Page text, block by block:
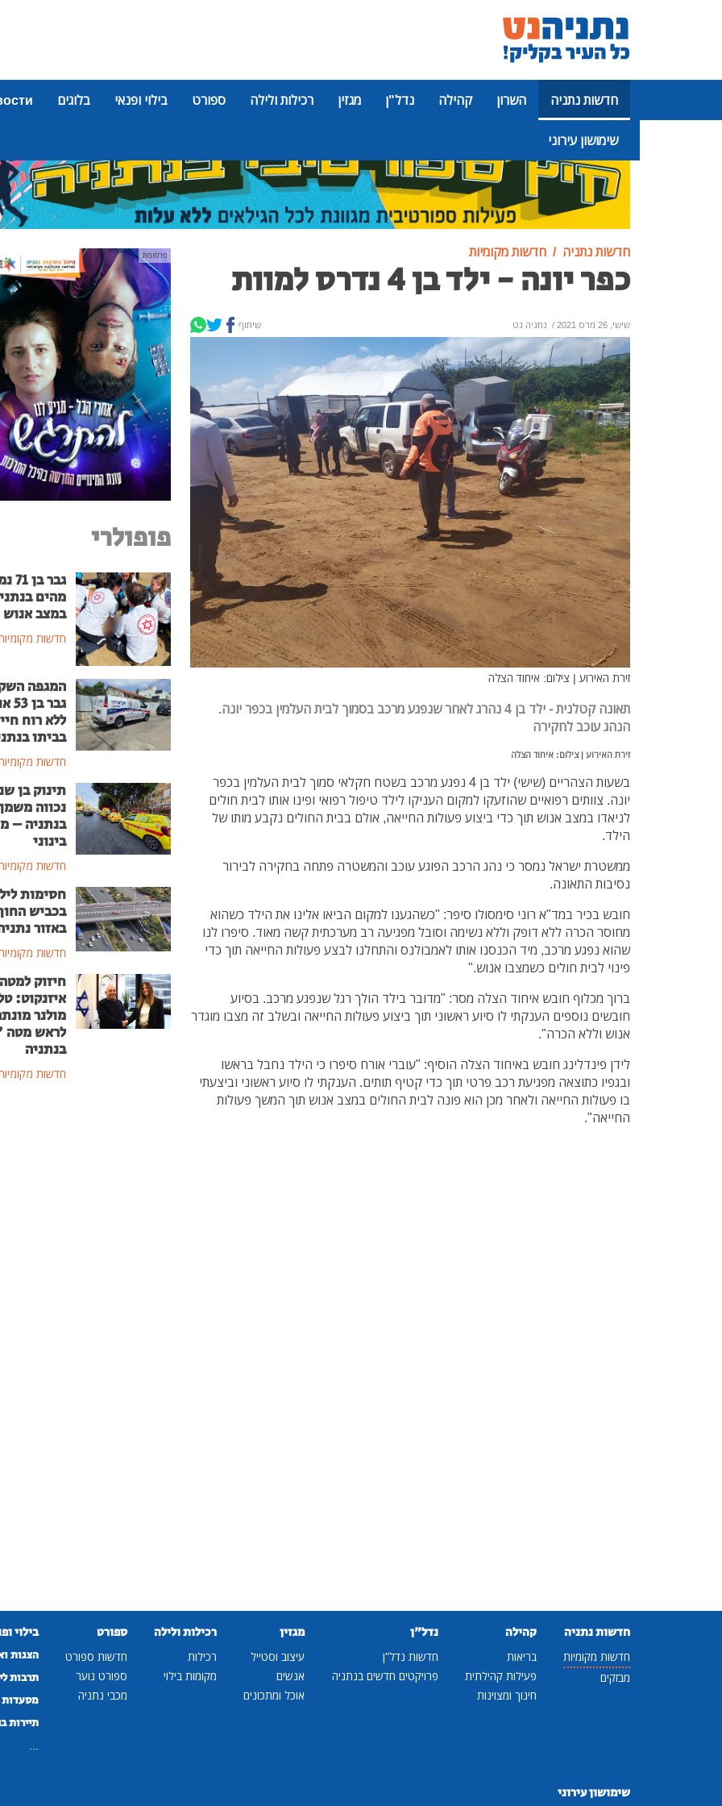
חדשות נתניה השרון קהילה נדל"ן מגזין רכילות ולילה ספורט בילוי ופנאי בלוגים
שימושון עירוני
פרסומת
חדשות נתניה חדשות מקומיות
כפר יונה - ילד בן 4 נדרס למוות
שישי, 26 מרס 2021 / נתניה נט שיתוף
זירת האירוע | צילום: איחוד הצלה
תאונה קטלנית - ילד בן 4 נהרג לאחר שנפגע מרכב בסמוך לבית העלמין בכפר יונה.
הנהג עוכב לחקירה
זירת האירוע | צילום: איחוד הצלה
בשעות הצהריים (שישי) ילד בן 4 נפגע מרכב בשטח חקלאי סמוך לבית העלמין בכפר
יונה. צוותים רפואיים שהוזעקו למקום העניקו לילד טיפול רפואי ופינו אותו לבית חולים
לניאדו במצב אנוש תוך כדי ביצוע פעולות החייאה, אולם בבית החולים נקבע מותו של
הילד.
ממשטרת ישראל נמסר כי נהג הרכב הפוגע עוכב והמשטרה פתחה בחקירה לבירור
נסיבות התאונה.
חובש בכיר במד"א רוני סימסולו סיפר: "כשהגענו למקום הביאו אלינו את הילד כשהוא
מחוסר הכרה ללא דופק וללא נשימה וסובל מפגיעה רב מערכתית קשה מאוד. סיפרו לנו
שהוא נפגע מרכב, מיד הכנסנו אותו לאמבולנס והתחלנו לבצע פעולות החייאה תוך כדי
פינוי לבית חולים כשמצבו אנוש."
ברוך מכלוף חובש איחוד הצלה מסר: "מדובר בילד הולך רגל שנפגע מרכב. בסיוע
חובשים נוספים הענקתי לו סיוע ראשוני תוך ביצוע פעולות החייאה ובשלב זה מצבו מוגדר
אנוש וללא הכרה".
לידן פינדלינג חובש באיחוד הצלה הוסיף: "עוברי אורח סיפרו כי הילד נחבל בראשו
ובגפיו כתוצאה מפגיעת רכב פרטי תוך כדי קטיף תותים. הענקתי לו סיוע ראשוני וביצעתי
בו פעולות החייאה ולאחר מכן הוא פונה לבית החולים במצב אנוש תוך המשך פעולות
החייאה".
פרסומת
פופולרי
גבר
מהים
במצב אנוש
חדשות
המגפה
גבר
ללא רוח
בביתו
חדשות
תינוק בן
נכווה
בנתניה –
בינוני
חדשות
חסימות
בכביש
באזור
חדשות
חיזוק למטה
איזנקוט:
מולנר
לראש
בנתניה
חדשות
חדשות נתניה
חדשות מקומיות
מבזקים
קהילה
בריאות
פעילות קהילתית
חינוך ומצוינות
נדל"ן
חדשות נדל"ן
פרויקטים חדשים בנתניה
מגזין
עיצוב וסטייל
אנשים
אוכל ומתכונים
רכילות ולילה
רכילות
מקומות בילוי
ספורט
חדשות ספורט
ספורט נוער
מכבי נתניה
בילוי
הצגות
תרבות
מסעדות
תיירות
שימושון עירוני